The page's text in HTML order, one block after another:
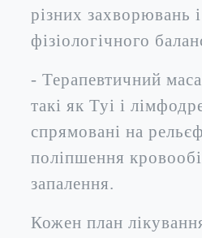
різних захворювань
фізіологічного
- Терапевтичний
такі як Туі і
спрямовані на
поліпшення
запалення.
Кожен план